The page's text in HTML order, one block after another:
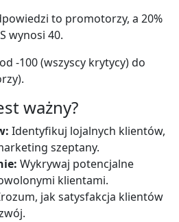
to promotorzy, a 20%
wynosi 40.
-100 (wszyscy krytycy) do
ważny?
Identyfikuj lojalnych klientów,
szeptany.
Wykrywaj potencjalne
klientami.
jak satysfakcja klientów